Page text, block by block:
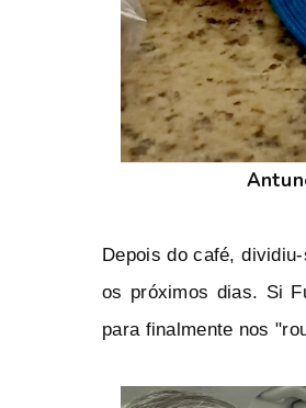
Depois do café,
os próximos dias. Si
para finalmente nos